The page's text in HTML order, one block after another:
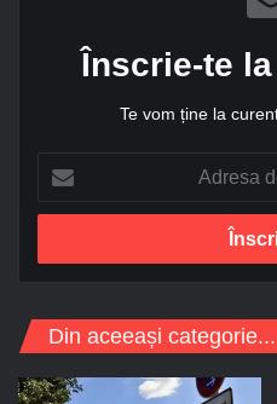
Înscrie-te
Te vom ține la
r
s
d
-
Din aceeași categorie...